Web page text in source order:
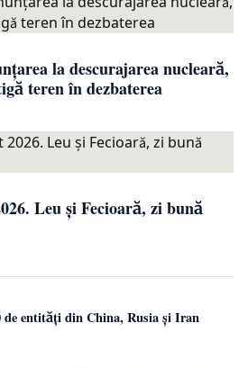
la descurajarea nucleară,
teren în dezbaterea
Leu și Fecioară, zi bună
de entități din China, Rusia și Iran